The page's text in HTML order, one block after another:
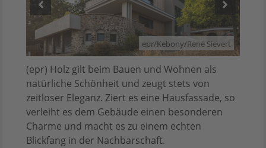
epr/Kebony/René Sievert
(epr) Holz gilt beim Bauen und Wohnen als
natürliche Schönheit und zeugt stets von
zeitloser Eleganz. Ziert es eine Hausfassade, so
verleiht es dem Gebäude einen besonderen
Charme und macht es zu einem echten
Blickfang in der Nachbarschaft.